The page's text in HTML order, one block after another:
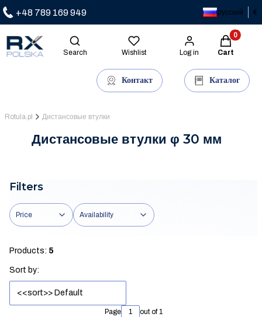
+48 789 169 949 русский €
Open search engine
Search Wishlist Log in
Products
Cart
Контакт Каталог
Rotula.pl Дистансовые втулки
Дистансовые втулки φ 30 мм
Filters
Price Availability
Products: 5
List of products
Sort by:
<<sort>> Default
Page out of 1